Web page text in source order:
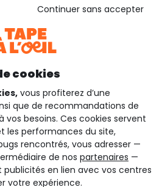
les CGU
cookies
vous profiterez d’une
que de recommandations de
vos besoins. Ces cookies servent
les performances du site,
rencontrés, vous adresser —
de nos partenaires —
en lien avec vos centres
votre expérience.
Continuer sans accepter